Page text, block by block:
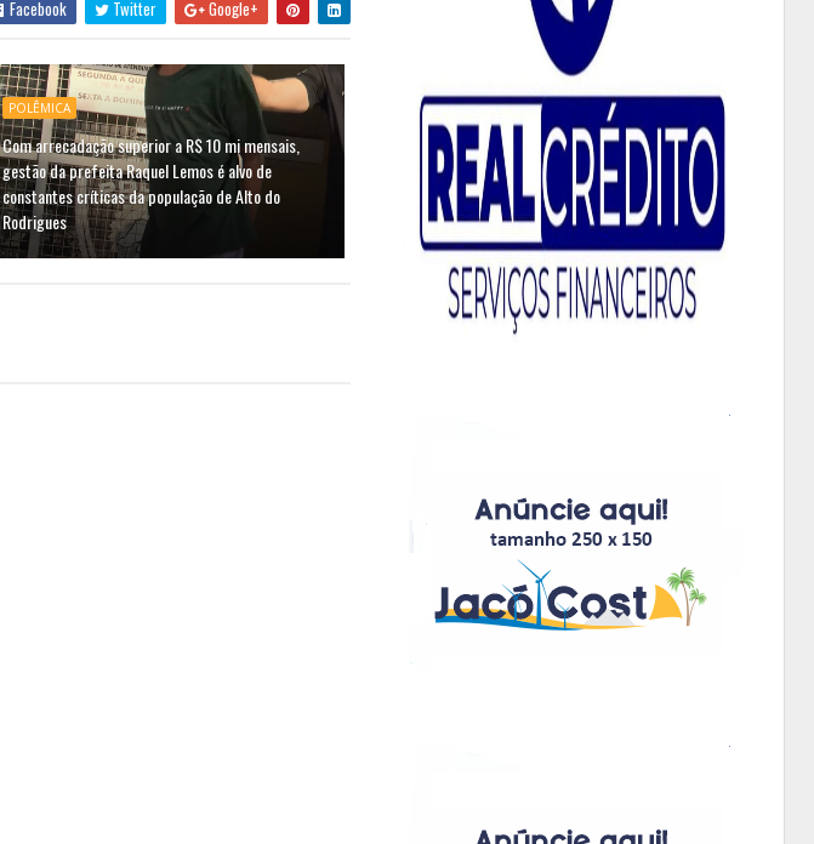
Facebook Twitter Google+
POLÊMICA
Com arrecadação superior a R$ 10 mi mensais,
gestão da prefeita Raquel Lemos é alvo de
constantes críticas da população de Alto do
Rodrigues